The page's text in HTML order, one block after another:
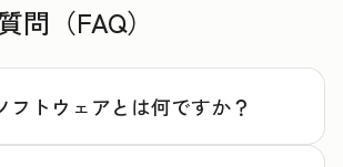
問（FAQ）
フトウェアとは何ですか？